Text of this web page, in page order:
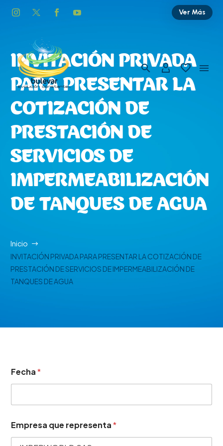
Ver Más
INVITACIÓN PRIVADA
PARA PRESENTAR LA
COTIZACIÓN DE
PRESTACIÓN DE
SERVICIOS DE
IMPERMEABILIZACIÓN
DE TANQUES DE AGUA
Inicio
INVITACIÓN PRIVADA PARA PRESENTAR LA COTIZACIÓN DE
PRESTACIÓN DE SERVICIOS DE IMPERMEABILIZACIÓN DE
TANQUES DE AGUA
Fecha*
Empresa que representa*